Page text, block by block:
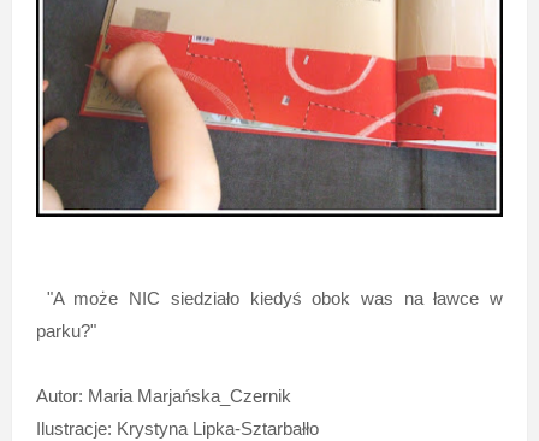
"A może NIC siedziało kiedyś obok was na ławce w
parku?"
Autor: Maria Marjańska_Czernik
Ilustracje: Krystyna Lipka-Sztarbałło